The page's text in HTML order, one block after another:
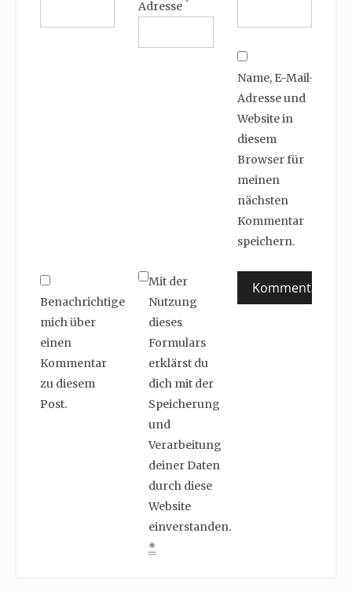
Adresse
Name, E-Mail-
Adresse und
Website in
diesem
Browser für
meinen
nächsten
Kommentar
speichern.
Benachrichtige
mich über
einen
Kommentar
zu diesem
Post.
Mit der
Nutzung
dieses
Formulars
erklärst du
dich mit der
Speicherung
und
Verarbeitung
deiner Daten
durch diese
Website
einverstanden.
*